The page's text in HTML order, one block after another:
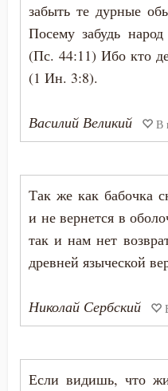
Беда
Бедность
Безмолвие
Беседа
Беспечность
Бесплодие
Бесстрастие
забыть те дурные
Посему забудь
(Пс. 44:11) Ибо кто
(1 Ин. 3:8).
Василий Великий В
Так же как бабочка
и не вернется в
так и нам нет
древней языческой
Николай Сербский
Если видишь, что